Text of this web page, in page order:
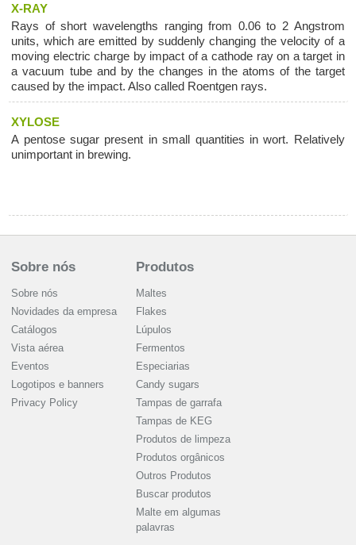
X-RAY
Rays of short wavelengths ranging from 0.06 to 2 Angstrom
units, which are emitted by suddenly changing the velocity of a
moving electric charge by impact of a cathode ray on a target in
a vacuum tube and by the changes in the atoms of the target
caused by the impact. Also called Roentgen rays.
XYLOSE
A pentose sugar present in small quantities in wort. Relatively
unimportant in brewing.
Sobre nós
Sobre nós
Novidades da empresa
Catálogos
Vista aérea
Eventos
Logotipos e banners
Privacy Policy
Produtos
Maltes
Flakes
Lúpulos
Fermentos
Especiarias
Candy sugars
Tampas de garrafa
Tampas de KEG
Produtos de limpeza
Produtos orgânicos
Outros Produtos
Buscar produtos
Malte em algumas
palavras